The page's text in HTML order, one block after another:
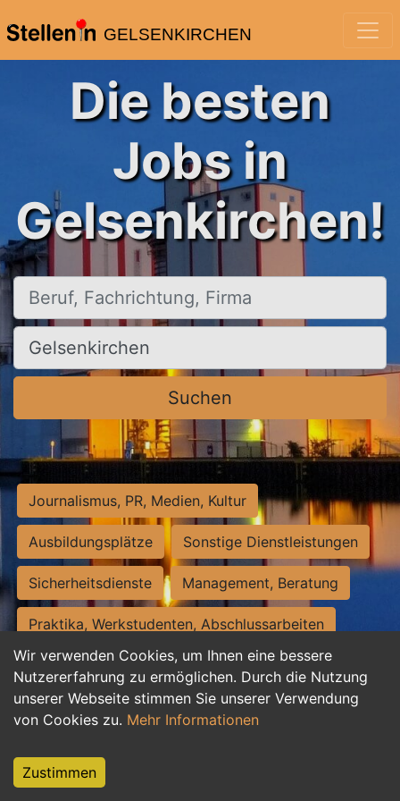
GELSENKIRCHEN
Wir verwenden Cookies, um Ihnen eine bessere
Nutzererfahrung zu ermöglichen. Durch die Nutzung
unserer Webseite stimmen Sie unserer Verwendung
von Cookies zu. Mehr Informationen
Zustimmen
Die besten
Jobs in
Gelsenkirchen!
Beruf, Fachrichtung, Firma
Ort, Stadt
Suchen
Journalismus, PR, Medien, Kultur
Ausbildungsplätze Sonstige Dienstleistungen
Sicherheitsdienste Management, Beratung
Praktika, Werkstudenten, Abschlussarbeiten
Personalwesen Assistenz, Sekretariat
Hilfskräfte, Aushilfs- und Nebenjobs
Weiterbildung, Studium, duale Ausbildung